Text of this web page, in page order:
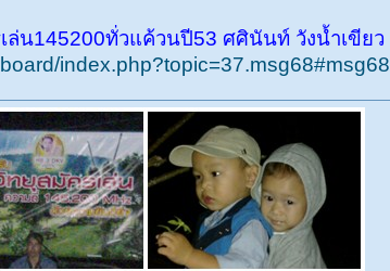
ล่น145200ทั่วแค้วนปี53 ศศินันท์ วังน้ำเขียว
index.php?topic=37.msg68#msg68